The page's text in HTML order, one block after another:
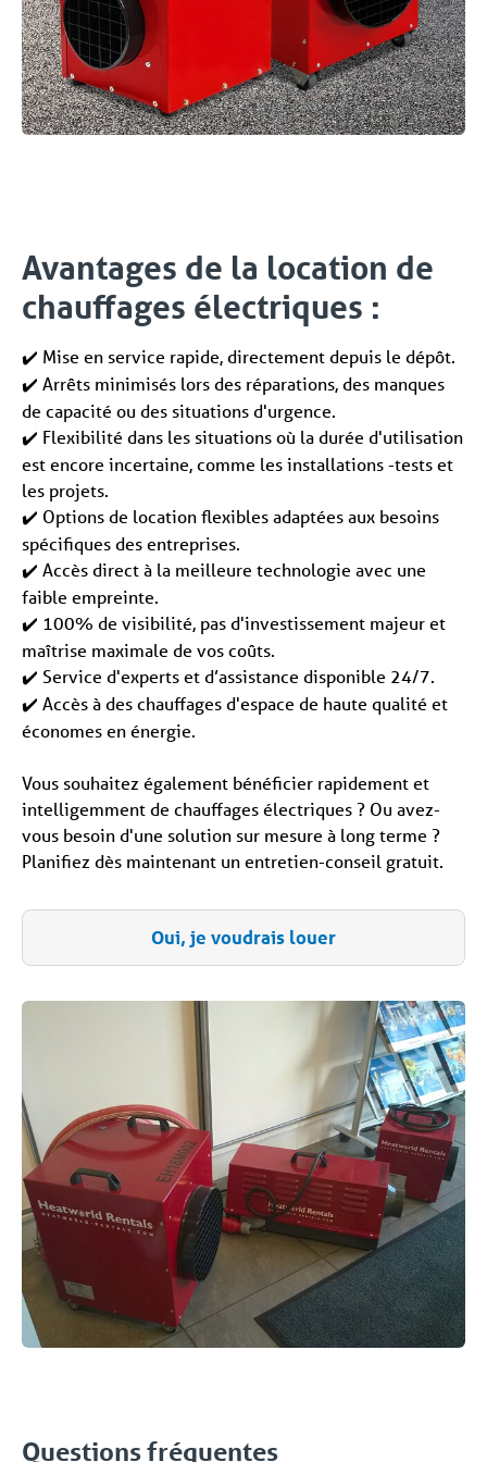
Avantages de la location de
chauffages électriques :
✔️ Mise en service rapide, directement depuis le dépôt.
✔️ Arrêts minimisés lors des réparations, des manques
de capacité ou des situations d'urgence.
✔️ Flexibilité dans les situations où la durée d'utilisation
est encore incertaine, comme les installations -tests et
les projets.
✔️ Options de location flexibles adaptées aux besoins
spécifiques des entreprises.
✔️ Accès direct à la meilleure technologie avec une
faible empreinte.
✔️ 100% de visibilité, pas d'investissement majeur et
maîtrise maximale de vos coûts.
✔️ Service d'experts et d’assistance disponible 24/7.
✔️ Accès à des chauffages d'espace de haute qualité et
économes en énergie.
Vous souhaitez également bénéficier rapidement et
intelligemment de chauffages électriques ? Ou avez-
vous besoin d'une solution sur mesure à long terme ?
Planifiez dès maintenant un entretien-conseil gratuit.
Oui, je voudrais louer
Questions fréquentes